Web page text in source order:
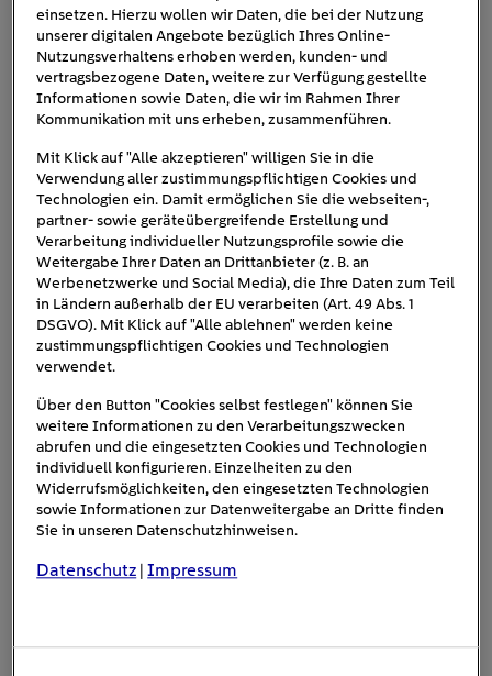
ebenfalls um soziale Themen wie Gleichberechtigung
oder die ökonomischen Herausforderungen unserer Zeit.
Er betont: „Es ist extrem wichtig, dass wir jetzt für die
Zukunft große Fortschritte machen. Eine Bedeutung von
Nachhaltigkeit ist für mich, dass wir bewusst mit unseren
Ressourcen umgehen. Und in der Hinsicht ist Energie
natürlich auch ein sehr wichtiges Thema.“ Dabei geht es
ihm zufolge aber nicht darum, dass wir alles auf einmal
verbessern und dafür riesige Kompromisse eingehen.
Stattdessen führen viele kleine Veränderungen zum
großen Ganzen:„Daher ist es wichtig, dass jeder für sich
ein Bewusstsein dafür entwickelt und schaut, was einfach
möglich ist.“Ein gesamtgesellschaftliches Umdenken ist
so Rosberg,„liegt in der Veränderung.“
einsetzen. Hierzu wollen wir Daten, die bei der Nutzung
unserer digitalen Angebote bezüglich Ihres Online-
Nutzungsverhaltens erhoben werden, kunden- und
vertragsbezogene Daten, weitere zur Verfügung gestellte
Informationen sowie Daten, die wir im Rahmen Ihrer
Kommunikation mit uns erheben, zusammenführen.
Mit Klick auf "Alle akzeptieren" willigen Sie in die
Verwendung aller zustimmungspflichtigen Cookies und
Technologien ein. Damit ermöglichen Sie die webseiten-,
partner- sowie geräteübergreifende Erstellung und
Verarbeitung individueller Nutzungsprofile sowie die
Weitergabe Ihrer Daten an Drittanbieter (z. B. an
Werbenetzwerke und Social Media), die Ihre Daten zum Teil
in Ländern außerhalb der EU verarbeiten (Art. 49 Abs. 1
DSGVO). Mit Klick auf "Alle ablehnen" werden keine
zustimmungspflichtigen Cookies und Technologien
verwendet.
Über den Button "Cookies selbst festlegen" können Sie
weitere Informationen zu den Verarbeitungszwecken
abrufen und die eingesetzten Cookies und Technologien
individuell konfigurieren. Einzelheiten zu den
Widerrufsmöglichkeiten, den eingesetzten Technologien
sowie Informationen zur Datenweitergabe an Dritte finden
Sie in unseren Datenschutzhinweisen.
Datenschutz |Impressum